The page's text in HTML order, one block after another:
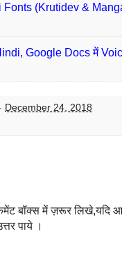
(Krutidev &
Google Docs में
December 24, 2018
बॉक्स में ज़रूर लिखे,यदि
पाये ।